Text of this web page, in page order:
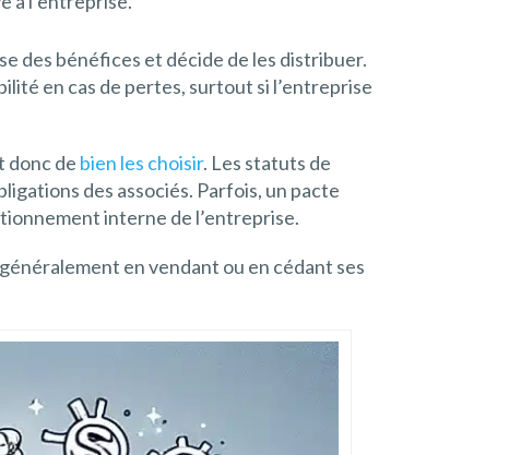
des bénéfices et décide de les distribuer.
en cas de pertes, surtout si l’entreprise
donc de bien les choisir. Les statuts de
des associés. Parfois, un pacte
interne de l’entreprise.
en vendant ou en cédant ses